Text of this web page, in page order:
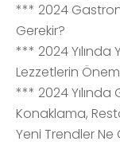
*** 2024
Gerekir?
*** 2024
Lezzetlerin
*** 2024
Konaklama,
Yeni Trendler Ne